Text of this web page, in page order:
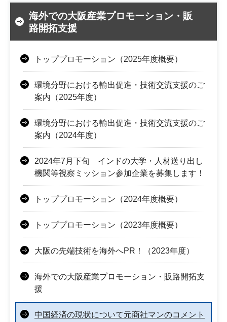
海外での大阪産業プロモーション・販
路開拓支援
トッププロモーション（2025年度概要）
環境分野における輸出促進・技術交流支援のご
案内（2025年度）
環境分野における輸出促進・技術交流支援のご
案内（2024年度）
2024年7月下旬 インドの大学・人材送り出し
機関等視察ミッション参加企業を募集します！
トッププロモーション（2024年度概要）
トッププロモーション（2023年度概要）
大阪の先端技術を海外へPR！（2023年度）
海外での大阪産業プロモーション・販路開拓支
援
中国経済の現状について元商社マンのコメント